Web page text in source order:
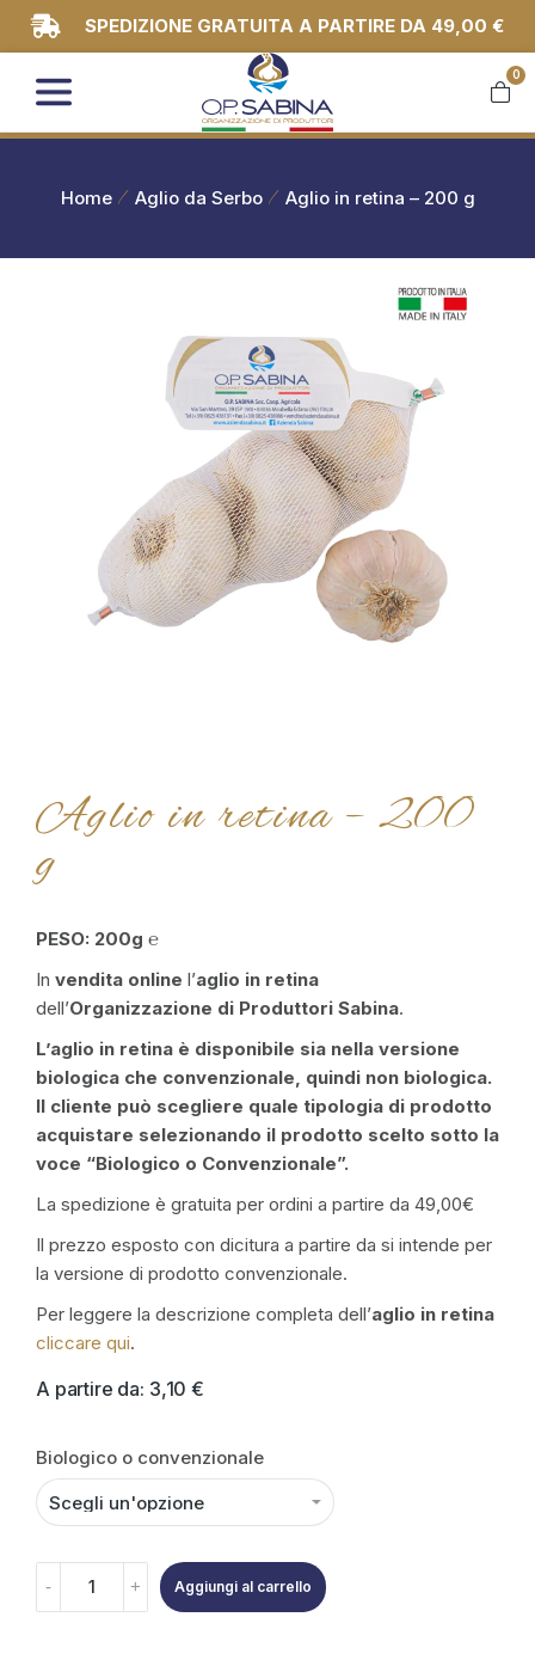
SPEDIZIONE GRATUITA A PARTIRE DA 49,00 €
0
You are here:
Home Aglio da Serbo Aglio in retina – 200 g
Aglio in retina – 200
g
PESO: 200g ℮
In vendita online l’aglio in retina
dell’Organizzazione di Produttori Sabina.
L’aglio in retina è disponibile sia nella versione
biologica che convenzionale, quindi non biologica.
Il cliente può scegliere quale tipologia di prodotto
acquistare selezionando il prodotto scelto sotto la
voce “Biologico o Convenzionale”.
La spedizione è gratuita per ordini a partire da 49,00€
Il prezzo esposto con dicitura a partire da si intende per
la versione di prodotto convenzionale.
Per leggere la descrizione completa dell’aglio in retina
cliccare qui.
A partire da: 3,10€
Biologico o convenzionale
Aggiungi al carrello